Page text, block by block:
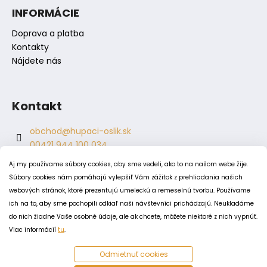
Aj my používame súbory cookies, aby sme vedeli, ako to na našom webe žije.
Súbory cookies nám pomáhajú vylepšiť Vám zážitok z prehliadania našich
webových stránok, ktoré prezentujú umeleckú a remeselnú tvorbu. Používame
ich na to, aby sme pochopili odkiaľ naši návštevníci prichádzajú. Neukladáme
do nich žiadne Vaše osobné údaje, ale ak chcete, môžete niektoré z nich vypnúť.
Viac informácií tu.
Odmietnuť cookies
INFORMÁCIE
Doprava a platba
Kontakty
Nájdete nás
Kontakt
obchod@hupaci-oslik.sk
00421 944 100 034
00421 944 904 704
hupaci.oslik
dagmar.juricova
PODMIENKY
Odstúpenie od zmluvy